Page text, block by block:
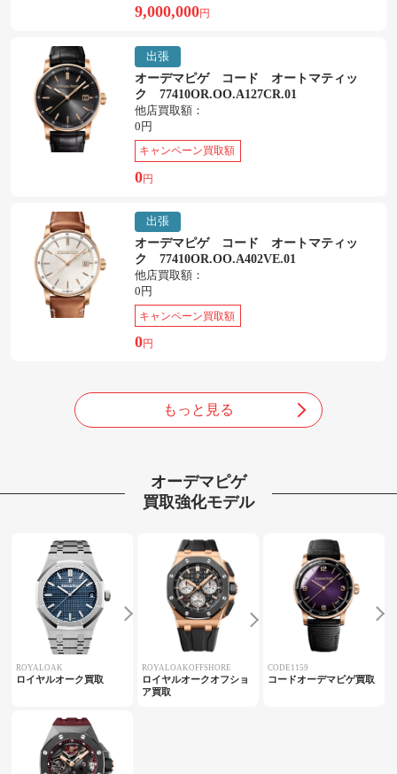
9,000,000円
出張
オーデマピゲ コード オートマティッ
ク 77410OR.OO.A127CR.01
他店買取額：
0円
キャンペーン買取額
0円
出張
オーデマピゲ コード オートマティッ
ク 77410OR.OO.A402VE.01
他店買取額：
0円
キャンペーン買取額
0円
もっと見る
オーデマピゲ
買取強化モデル
ROYALOAK
ロイヤルオーク買取
ROYALOAKOFFSHORE
ロイヤルオークオフショ
ア買取
CODE1159
コードオーデマピゲ買取